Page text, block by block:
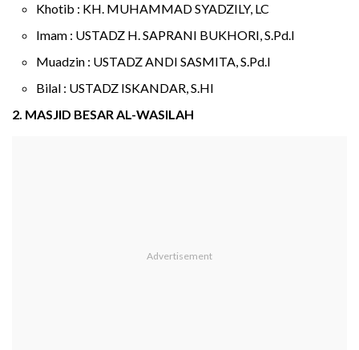
Khotib : KH. MUHAMMAD SYADZILY, LC
Imam : USTADZ H. SAPRANI BUKHORI, S.Pd.I
Muadzin : USTADZ ANDI SASMITA, S.Pd.I
Bilal : USTADZ ISKANDAR, S.HI
2. MASJID BESAR AL-WASILAH